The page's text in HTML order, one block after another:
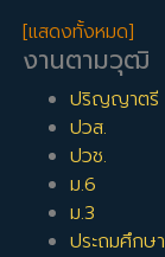
[แสดงทั้งหมด]
งานตามวุฒิ
ปริญญาตรี
ปวส.
ปวช.
ม.6
ม.3
ประถมศึกษา